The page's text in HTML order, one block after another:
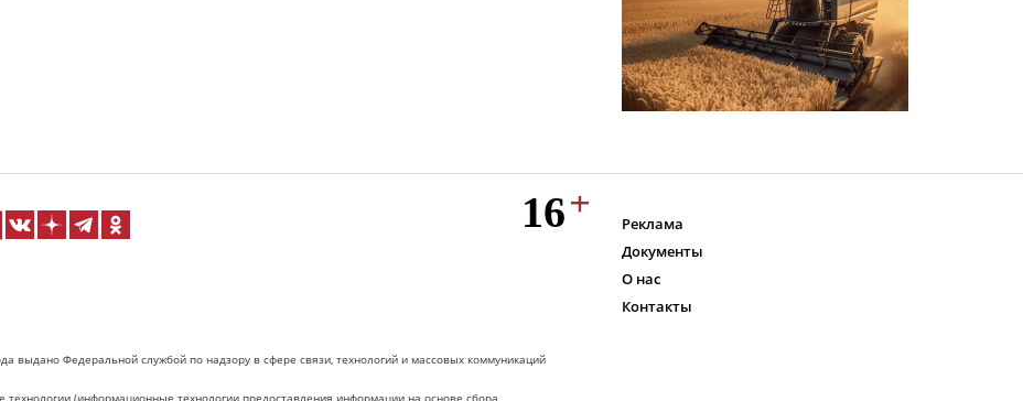
выдано Федеральной службой по надзору в сфере связи, технологий и массовых коммуникаций
Реклама
Документы
О нас
Контакты